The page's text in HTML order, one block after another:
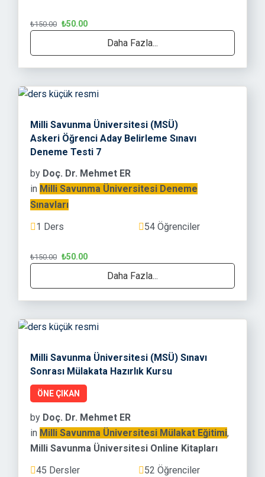
₺150.00 ₺50.00
Daha Fazla...
Milli Savunma Üniversitesi (MSÜ)
Askeri Öğrenci Aday Belirleme Sınavı
Deneme Testi 7
by Doç. Dr. Mehmet ER
in Milli Savunma Üniversitesi Deneme
Sınavları
1 Ders
54 Öğrenciler
₺150.00 ₺50.00
Daha Fazla...
Milli Savunma Üniversitesi (MSÜ) Sınavı
Sonrası Mülakata Hazırlık Kursu
ÖNE ÇIKAN
by Doç. Dr. Mehmet ER
in Milli Savunma Üniversitesi Mülakat Eğitimi,
Milli Savunma Üniversitesi Online Kitapları
45 Dersler
52 Öğrenciler